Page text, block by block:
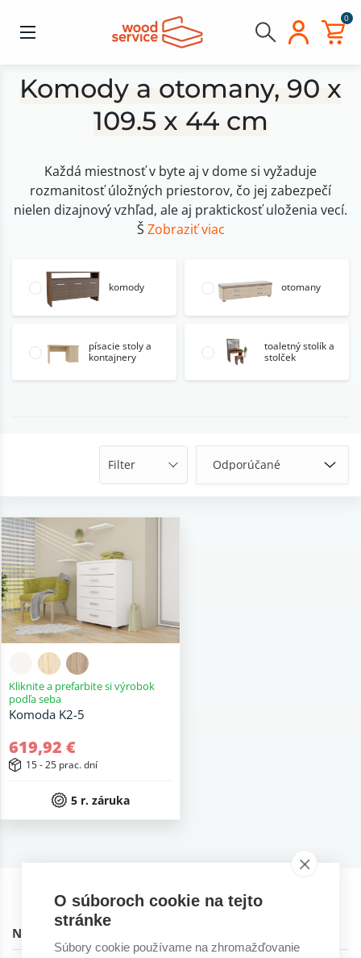
0
Komody a otomany, 90 x
109.5 x 44 cm
Každá miestnosť v byte aj v dome si vyžaduje
rozmanitosť úložných priestorov, čo jej zabezpečí
nielen dizajnový vzhľad, ale aj praktickosť uloženia vecí.
Š Zobraziť viac
komody otomany
písacie stoly a
kontajnery
toaletný stolík a
stolček
Filter
Kliknite a prefarbite si výrobok
podľa seba
Komoda K2-5
619,92 €
15 - 25 prac. dní
5 r. záruka
NOVINKY NA EMAIL
O súboroch cookie na tejto
stránke
Súbory cookie používame na zhromažďovanie